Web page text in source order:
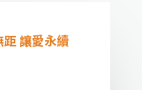
距 讓愛永續